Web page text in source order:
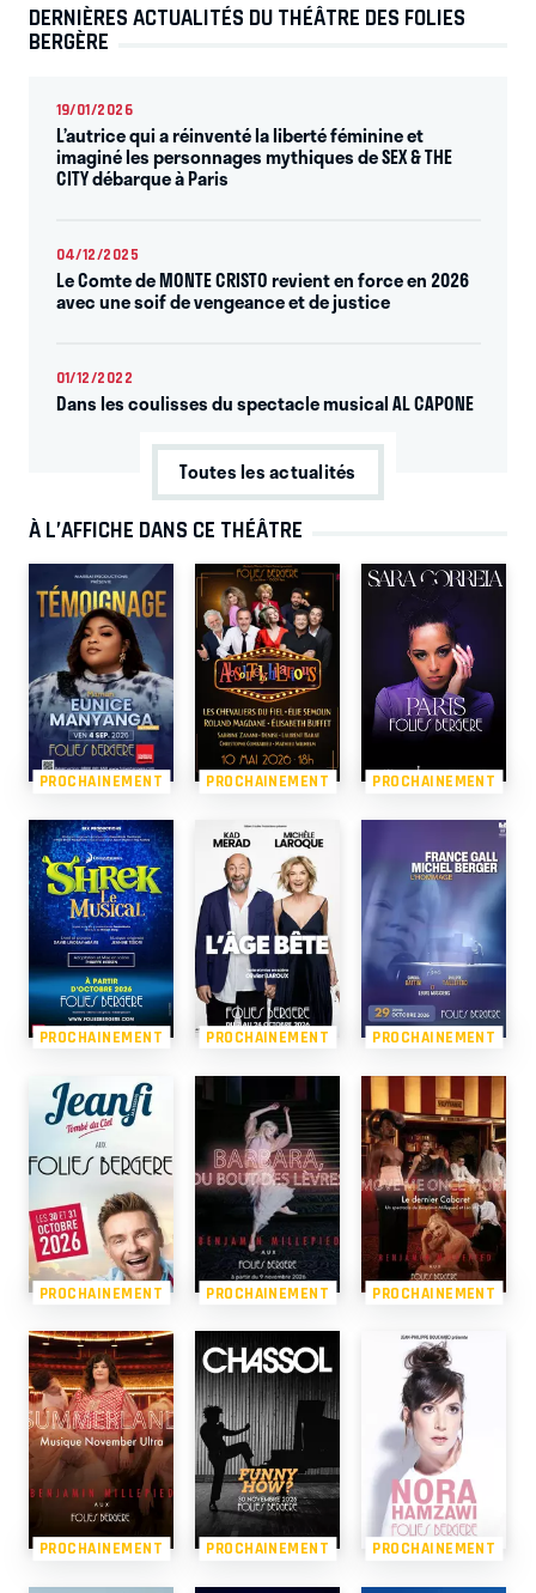
DERNIÈRES ACTUALITÉS DU THÉÂTRE DES FOLIES
BERGÈRE
19/01/2026
L’autrice qui a réinventé la liberté féminine et
imaginé les personnages mythiques de SEX & THE
CITY débarque à Paris
04/12/2025
Le Comte de MONTE CRISTO revient en force en 2026
avec une soif de vengeance et de justice
01/12/2022
Dans les coulisses du spectacle musical AL CAPONE
Toutes les actualités
À L’AFFICHE DANS CE THÉÂTRE
PROCHAINEMENT PROCHAINEMENT PROCHAINEMENT
PROCHAINEMENT PROCHAINEMENT PROCHAINEMENT
PROCHAINEMENT PROCHAINEMENT PROCHAINEMENT
PROCHAINEMENT PROCHAINEMENT PROCHAINEMENT